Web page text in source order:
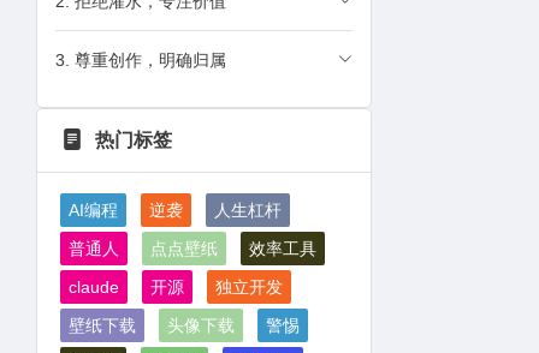
3. 尊重创作，明确归属
热门标签
AI编程 逆袭
人生杠杆
普通人
点点壁纸
效率工具
claude
开源
独立开发
壁纸下载
头像下载
警惕